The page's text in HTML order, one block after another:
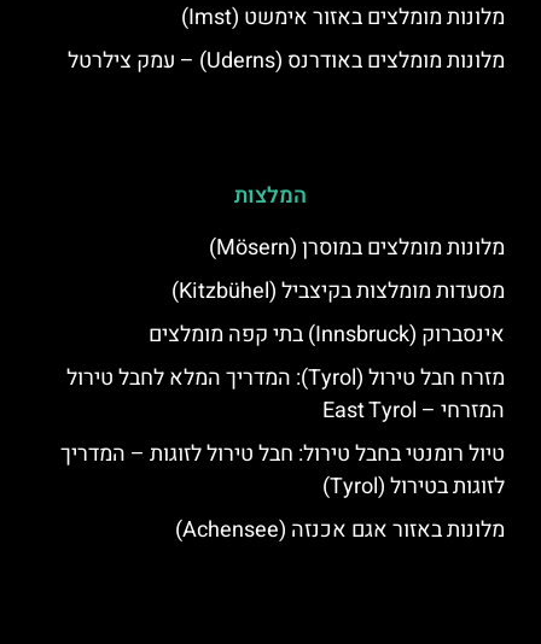
מלונות מומלצים באזור אימשט (Imst)
מלונות מומלצים באודרנס (Uderns) – עמק צילרטל
המלצות
מלונות מומלצים במוסרן (Mösern)
מסעדות מומלצות בקיצביל (Kitzbühel)
אינסברוק (Innsbruck) בתי קפה מומלצים
מזרח חבל טירול (Tyrol): המדריך המלא לחבל טירול
המזרחי – East Tyrol
טיול רומנטי בחבל טירול: חבל טירול לזוגות – המדריך
לזוגות בטירול (Tyrol)
מלונות באזור אגם אכנזה (Achensee)